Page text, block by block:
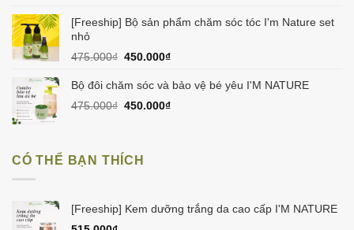
là:
tại
[Freeship] Bộ sản phẩm chăm sóc tóc I'm Nature set
nhỏ
475.000₫ Giá
là:
450.000₫Giá
tại
450.000₫.
Bộ đôi chăm sóc và bảo vệ bé yêu I'M NATURE
475.000₫ Giá
450.000₫Giá
CÓ THỂ BẠN THÍCH
[Freeship] Kem dưỡng trắng da cao cấp I'M NATURE